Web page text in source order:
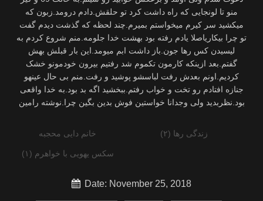
خانم دايى محجبه زندگی رها (۲)
سکس یهویی با خواهرم (۱)
Date: November 25, 2018